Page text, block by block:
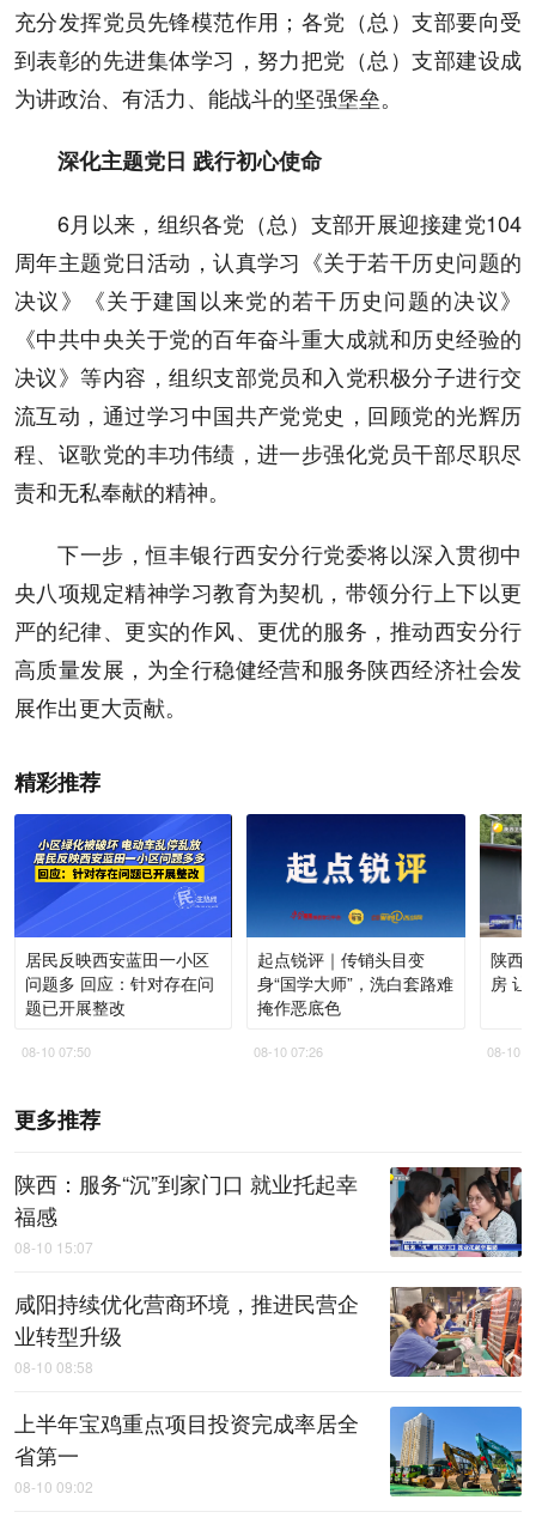
充分发挥党员先锋模范作用；各党（总）支部要向受
到表彰的先进集体学习，努力把党（总）支部建设成
为讲政治、有活力、能战斗的坚强堡垒。
深化主题党日 践行初心使命
6月以来，组织各党（总）支部开展迎接建党104
周年主题党日活动，认真学习《关于若干历史问题的
决议》《关于建国以来党的若干历史问题的决议》
《中共中央关于党的百年奋斗重大成就和历史经验的
决议》等内容，组织支部党员和入党积极分子进行交
流互动，通过学习中国共产党党史，回顾党的光辉历
程、讴歌党的丰功伟绩，进一步强化党员干部尽职尽
责和无私奉献的精神。
下一步，恒丰银行西安分行党委将以深入贯彻中
央八项规定精神学习教育为契机，带领分行上下以更
严的纪律、更实的作风、更优的服务，推动西安分行
高质量发展，为全行稳健经营和服务陕西经济社会发
展作出更大贡献。
精彩推荐
居民反映西安蓝田一小区
问题多 回应：针对存在问
题已开展整改
08-10 07:50
起点锐评｜传销头目变
身“国学大师”，洗白套路难
掩作恶底色
08-10 07:26
陕西
房 让
08-10
更多推荐
陕西：服务“沉”到家门口 就业托起幸
福感
08-10 15:07
咸阳持续优化营商环境，推进民营企
业转型升级
08-10 08:58
上半年宝鸡重点项目投资完成率居全
省第一
08-10 09:02